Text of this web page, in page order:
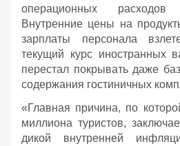
операционных расходов
Внутренние цены на
зарплаты персонала
текущий курс иностранных
перестал покрывать даже
содержания гостиничных
«Главная причина, по
миллиона туристов,
дикой внутренней